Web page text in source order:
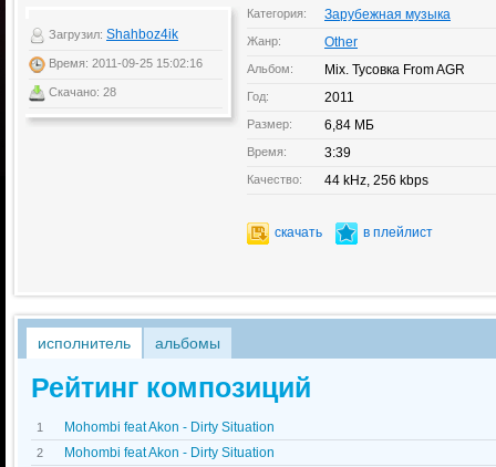
Загрузил: Shahboz4ik
Время: 2011-09-25 15:02:16
Скачано: 28
Категория: Зарубежная музыка
Жанр: Other
Альбом: Mix. Тусовка From AGR
Год: 2011
Размер: 6,84 МБ
Время: 3:39
Качество: 44 kHz, 256 kbps
скачать в плейлист
исполнитель альбомы
Рейтинг композиций
1 Mohombi feat Akon - Dirty Situation
2 Mohombi feat Akon - Dirty Situation